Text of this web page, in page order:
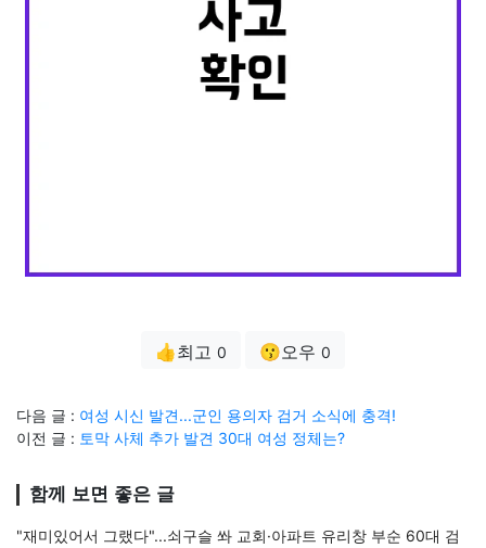
👍최고 0 😗오우 0
다음 글 : 여성 시신 발견...군인 용의자 검거 소식에 충격!
이전 글 : 토막 사체 추가 발견 30대 여성 정체는?
함께 보면 좋은 글
"재미있어서 그랬다"...쇠구슬 쏴 교회·아파트 유리창 부순 60대 검